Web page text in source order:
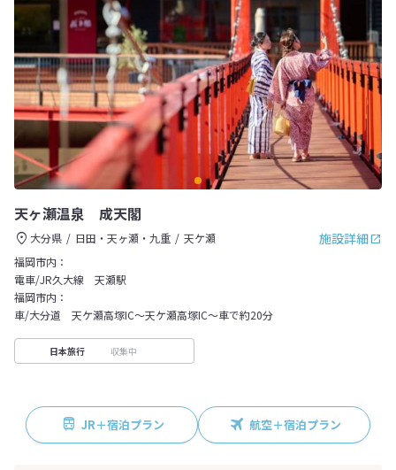
天ヶ瀬温泉 成天閣
施設詳細
大分県 日田・天ヶ瀬・九重
天ケ瀬
福岡市内：
電車/JR久大線 天瀬駅
福岡市内：
車/大分道 天ケ瀬高塚IC～天ケ瀬高塚IC～車で約20分
日本旅行 収集中
JR＋宿泊プラン 航空＋宿泊プラン